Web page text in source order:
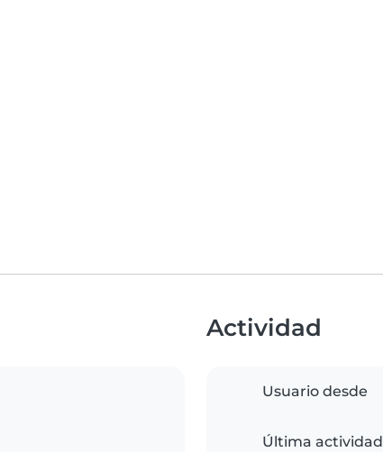
Actividad
Usuario desde
Última actividad